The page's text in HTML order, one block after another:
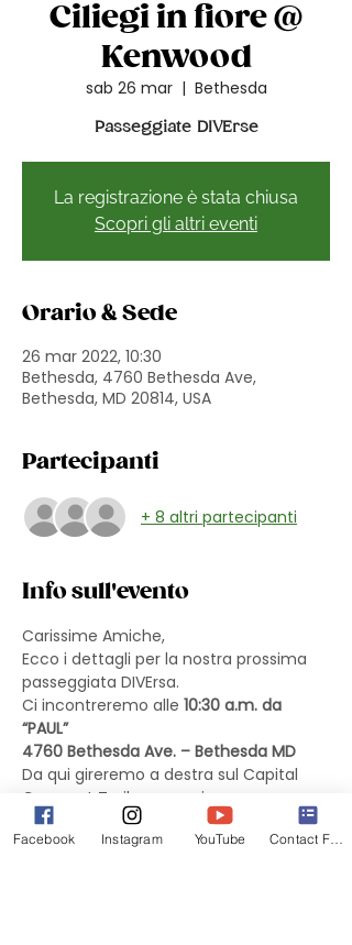
Ciliegi in fiore @
Kenwood
sab 26 mar
  |
Bethesda
Passeggiate DIVErse
La registrazione è stata chiusa
Scopri gli altri eventi
Orario & Sede
26 mar 2022, 10:30
Bethesda, 4760 Bethesda Ave,
Bethesda, MD 20814, USA
Partecipanti
+ 8 altri partecipanti
Info sull'evento
Carissime Amiche,
Ecco i dettagli per la nostra prossima
passeggiata DIVErsa.
Ci incontreremo alle 10:30 a.m. da
“PAUL”
4760 Bethesda Ave. – Bethesda MD
Da qui gireremo a destra sul Capital
Crescent Trail e cammineremo verso
sud-ovest sulla Dorset Ave. fino ad
arrivare a Kenwood. Dopo circa 2 miglia
Facebook Instagram YouTube Contact Form